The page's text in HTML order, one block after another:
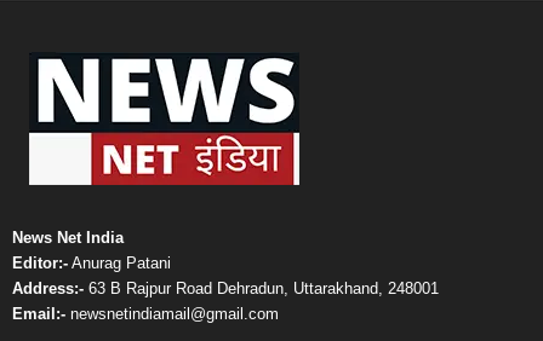
News Net India
Editor:- Anurag Patani
Address:- 63 B Rajpur Road Dehradun, Uttarakhand, 248001
Email:- newsnetindiamail@gmail.com